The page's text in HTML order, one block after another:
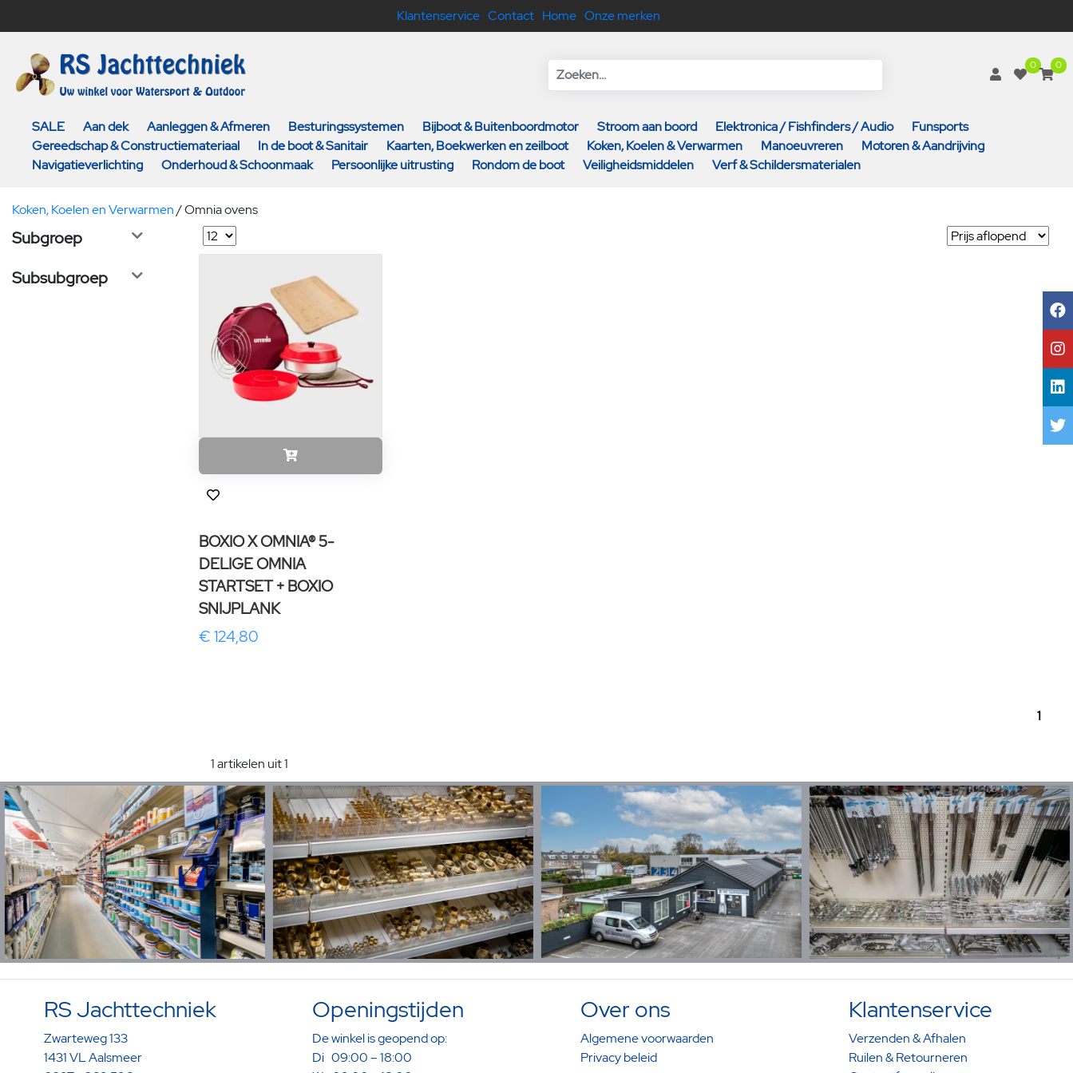
Klantenservice Contact Home Onze merken
0 0
SALE Aan dek Aanleggen & Afmeren Besturingssystemen Bijboot & Buitenboordmotor Stroom aan boord Elektronica / Fishfinders / Audio
Funsports
Gereedschap & Constructiemateriaal
In de boot & Sanitair Kaarten, Boekwerken en zeilboot Koken, Koelen & Verwarmen Manoeuvreren
Motoren & Aandrijving
Navigatieverlichting
Onderhoud & Schoonmaak Persoonlijke uitrusting Rondom de boot Veiligheidsmiddelen Verf & Schildersmaterialen
Koken, Koelen en Verwarmen/Omnia ovens
Subgroep
Subsubgroep
BOXIO X OMNIA® 5-
DELIGE OMNIA
STARTSET + BOXIO
SNIJPLANK
€ 124,80
1
1 artikelen uit 1
RS Jachttechniek
Zwarteweg 133
1431 VL Aalsmeer
Openingstijden
De winkel is geopend op:
Di 09:00 – 18:00
Over ons
Algemene voorwaarden
Privacy beleid
Klantenservice
Verzenden & Afhalen
Ruilen & Retourneren